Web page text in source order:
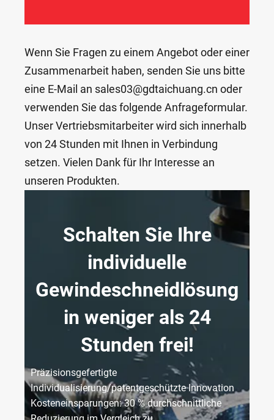
Wenn Sie Fragen zu einem Angebot oder einer
Zusammenarbeit haben, senden Sie uns bitte
eine E-Mail an sales03@gdtaichuang.cn oder
verwenden Sie das folgende Anfrageformular.
Unser Vertriebsmitarbeiter wird sich innerhalb
von 24 Stunden mit Ihnen in Verbindung
setzen. Vielen Dank für Ihr Interesse an
unseren Produkten.
Schalten Sie Ihre
individuelle
Gewindeschneidlösung
in weniger als 24
Stunden frei!
Präzisionsgefertigte
Individualisierung/patentgeschützte Innovation
Kosteneinsparungen: 30 % durchschnittliche